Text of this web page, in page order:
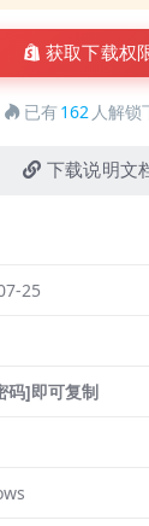
获取下载权
已有162 人解锁
下载说明文
25
码]即可复制